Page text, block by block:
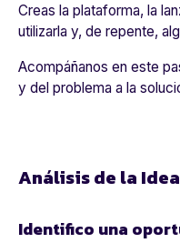
Creas la plataforma, la
utilizarla y, de repente,
Acompáñanos en este
y del problema a la
Análisis de la Idea
Identifico una